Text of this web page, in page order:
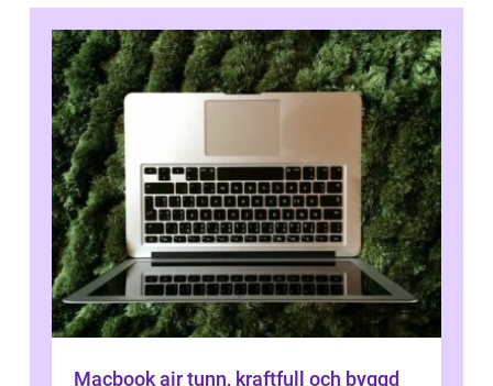
Macbook air tunn, kraftfull och byggd